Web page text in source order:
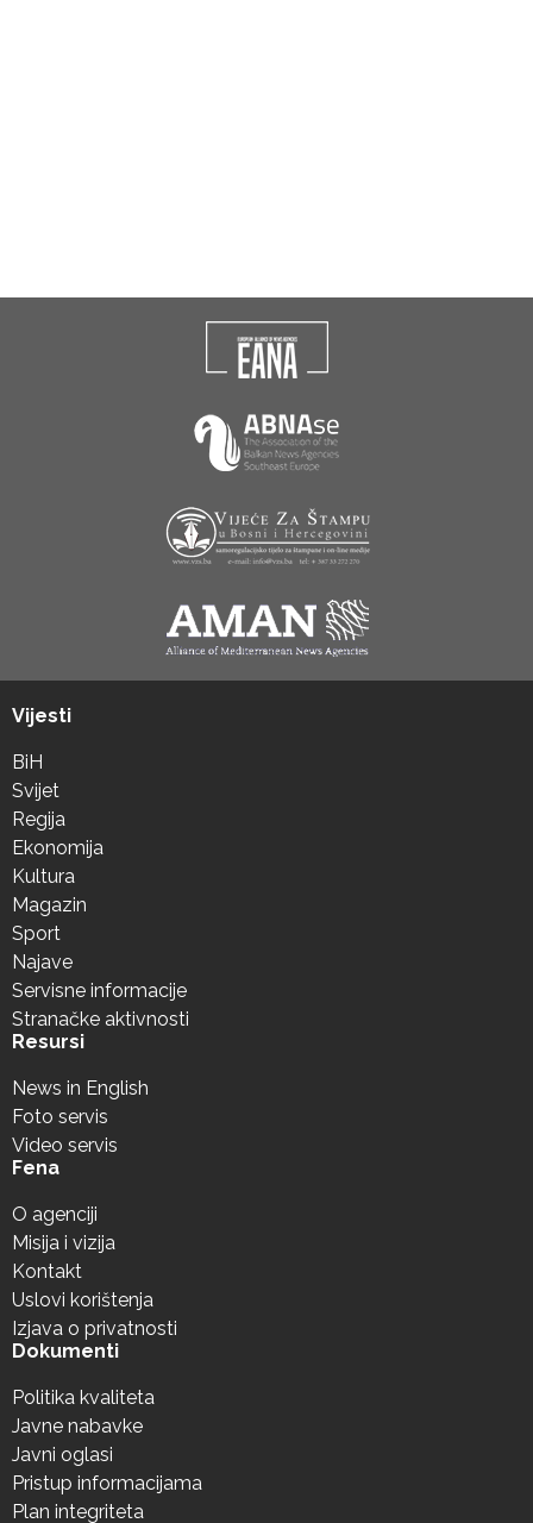
Vijesti
BiH
Svijet
Regija
Ekonomija
Kultura
Magazin
Sport
Najave
Servisne informacije
Stranačke aktivnosti
Resursi
News in English
Foto servis
Video servis
Fena
O agenciji
Misija i vizija
Kontakt
Uslovi korištenja
Izjava o privatnosti
Dokumenti
Politika kvaliteta
Javne nabavke
Javni oglasi
Pristup informacijama
Plan integriteta